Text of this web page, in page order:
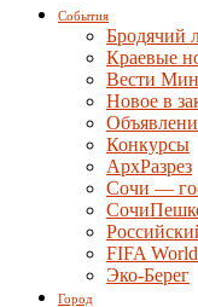
События
Бродячий
Краевые
Вести
Новое в
Конкурсы
АрхРазрез
Сочи —
FIFA
Эко-Берег
Город